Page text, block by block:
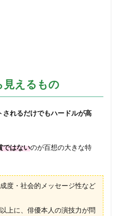
見えるもの
されるだけでもハードルが高
ではないのが百想の大きな特
度・社会的メッセージ性など
上に、俳優本人の演技力が問